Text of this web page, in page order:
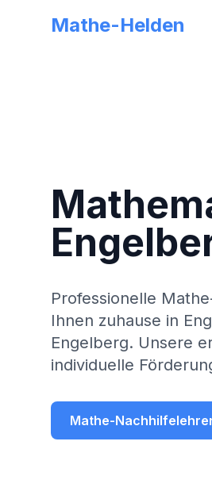
Mathe-Helden
Professionelle
Ihnen zuhause in
Engelberg. Unsere
individuelle
Mathe-